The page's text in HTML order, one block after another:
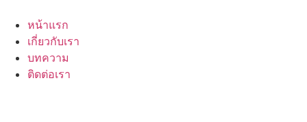
content
หน้าแรก
เกี่ยวกับเรา
บทความ
ติดต่อเรา